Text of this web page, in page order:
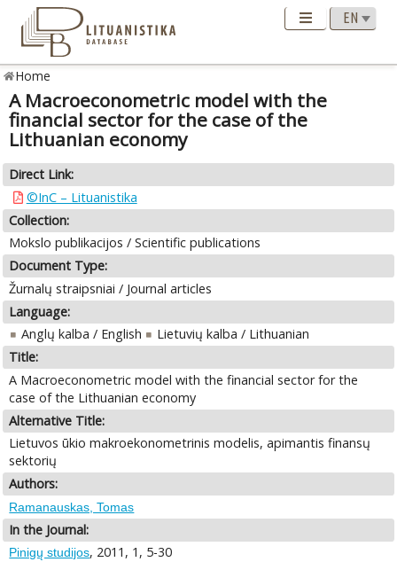
Home
A Macroeconometric model with the
financial sector for the case of the
Lithuanian economy
Direct Link:
©InC – Lituanistika
Collection:
Mokslo publikacijos / Scientific publications
Document Type:
Žurnalų straipsniai / Journal articles
Language:
Anglų kalba / English
Lietuvių kalba / Lithuanian
Title:
A Macroeconometric model with the financial sector for the
case of the Lithuanian economy
Alternative Title:
Lietuvos ūkio makroekonometrinis modelis, apimantis finansų
sektorių
Authors:
Ramanauskas, Tomas
In the Journal:
Pinigų studijos, 2011, 1, 5-30